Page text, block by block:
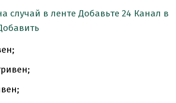
случай в ленте Добавьте 24 Канал в